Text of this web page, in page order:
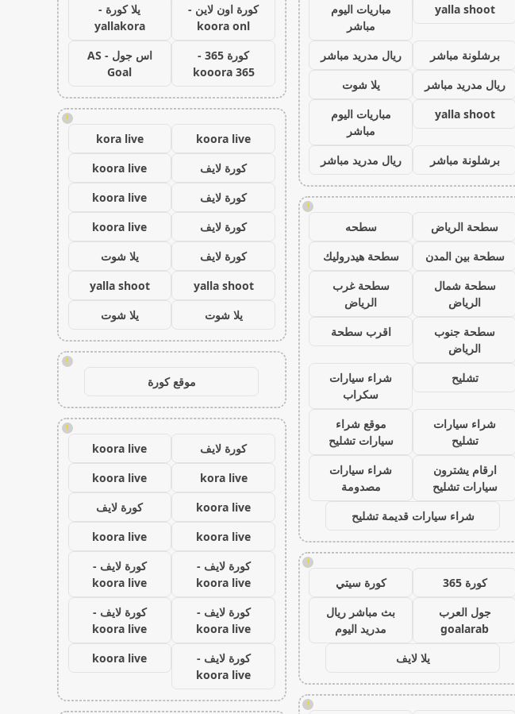
yalla shoot
مباريات اليوم
مباشر
برشلونة مباشر
ريال مدريد مباشر
ريال مدريد مباشر
يلا شوت
yalla shoot
مباريات اليوم
مباشر
برشلونة مباشر
ريال مدريد مباشر
!
سطحة الرياض
سطحه
سطحة بين المدن
سطحة هيدروليك
سطحة شمال
الرياض
سطحة غرب
الرياض
سطحة جنوب
الرياض
اقرب سطحة
تشليح
شراء سيارات
سكراب
شراء سيارات
تشليح
موقع شراء
سيارات تشليح
ارقام يشترون
سيارات تشليح
شراء سيارات
مصدومة
شراء سيارات قديمة تشليح
!
كورة 365
كورة سيتي
جول العرب
goalarab
بث مباشر ريال
مدريد اليوم
يلا لايف
!
كورة اون لاين -
koora onl
يلا كورة -
yallakora
كورة 365 -
kooora 365
اس جول - AS
Goal
!
koora live
kora live
كورة لايف
koora live
كورة لايف
koora live
كورة لايف
koora live
كورة لايف
يلا شوت
yalla shoot
yalla shoot
يلا شوت
يلا شوت
!
موقع كورة
!
كورة لايف
koora live
kora live
koora live
koora live
كورة لايف
koora live
koora live
كورة لايف -
koora live
كورة لايف -
koora live
كورة لايف -
koora live
كورة لايف -
koora live
كورة لايف -
koora live
koora live